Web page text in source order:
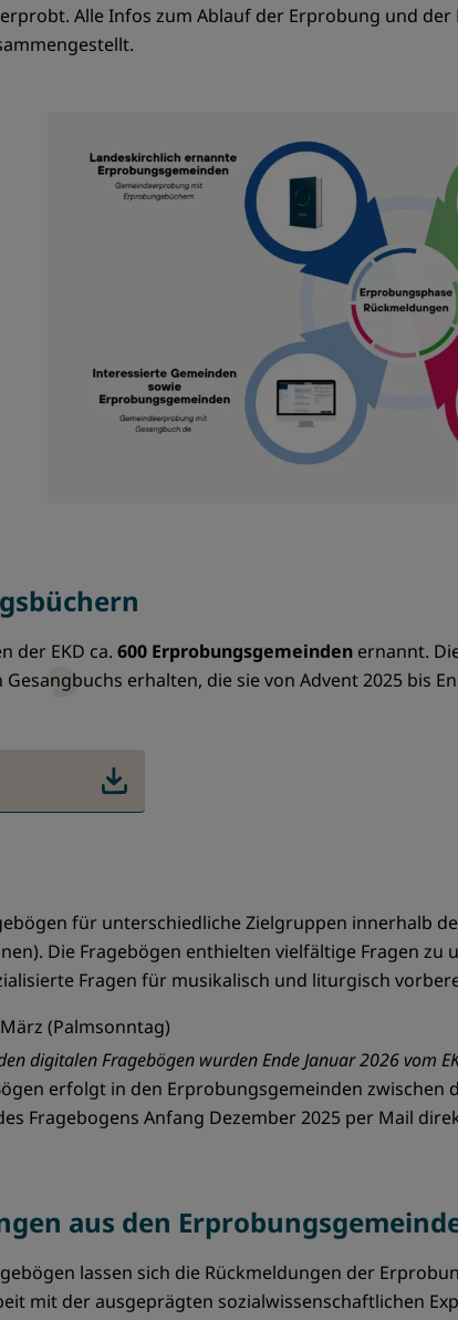
Alle Infos zum Ablauf der Erprobung und
der EKD ca. 600 Erprobungsgemeinden ernannt.
erhalten, die sie von Advent 2025 bis
für unterschiedliche Zielgruppen innerhalb
Die Fragebögen enthielten vielfältige Fragen zu
Fragen für musikalisch und liturgisch
(Palmsonntag)
digitalen Fragebögen wurden Ende Januar 2026 vom
erfolgt in den Erprobungsgemeinden zwischen
Fragebogens Anfang Dezember 2025 per Mail
aus den
lassen sich die Rückmeldungen der
mit der ausgeprägten sozialwissenschaftlichen